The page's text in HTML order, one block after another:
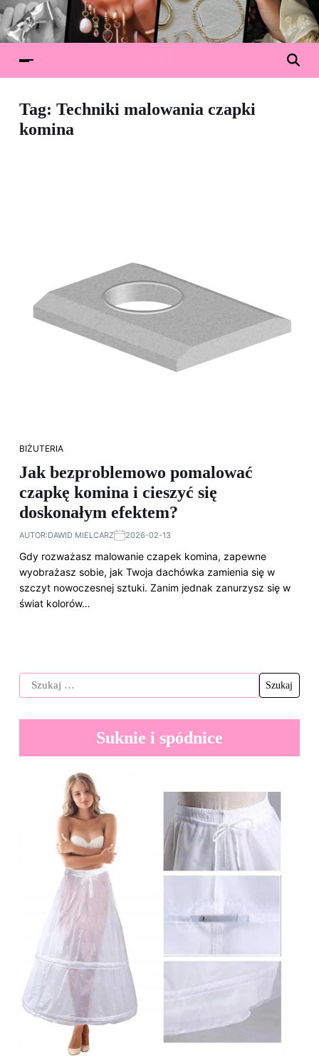
Tag: Techniki malowania czapki
komina
BIŻUTERIA
Jak bezproblemowo pomalować
czapkę komina i cieszyć się
doskonałym efektem?
AUTOR:DAWID MIELCARZ 2026-02-13
Gdy rozważasz malowanie czapek komina, zapewne
wyobrażasz sobie, jak Twoja dachówka zamienia się w
szczyt nowoczesnej sztuki. Zanim jednak zanurzysz się w
świat kolorów…
Suknie i spódnice